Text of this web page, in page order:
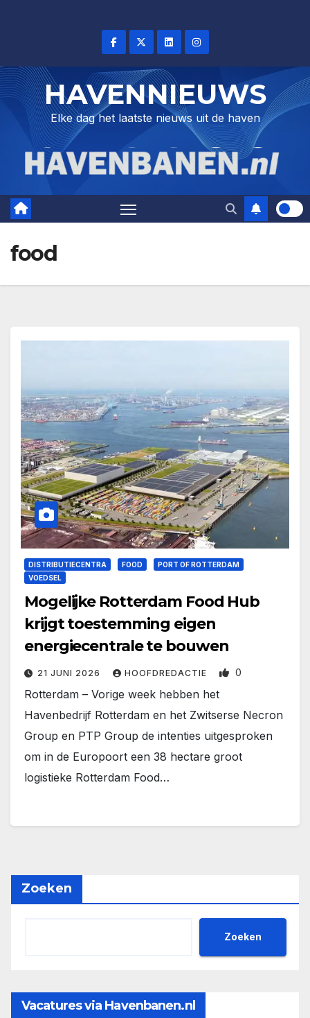
HAVENNIEUWS
Elke dag het laatste nieuws uit de haven
food
DISTRIBUTIECENTRA FOOD
PORT OF ROTTERDAM
VOEDSEL
Mogelijke Rotterdam Food Hub
krijgt toestemming eigen
energiecentrale te bouwen
21 JUNI 2026 HOOFDREDACTIE 0
Rotterdam – Vorige week hebben het
Havenbedrijf Rotterdam en het Zwitserse Necron
Group en PTP Group de intenties uitgesproken
om in de Europoort een 38 hectare groot
logistieke Rotterdam Food…
Zoeken
Zoeken
Vacatures via Havenbanen.nl